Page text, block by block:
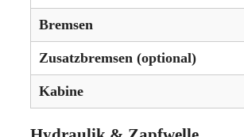
Bremsen
Zusatzbremsen (optional)
Kabine